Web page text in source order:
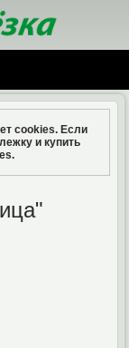
cookies. Если
и купить